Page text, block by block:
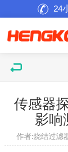
24
传感器
影响
作者:烧结过滤